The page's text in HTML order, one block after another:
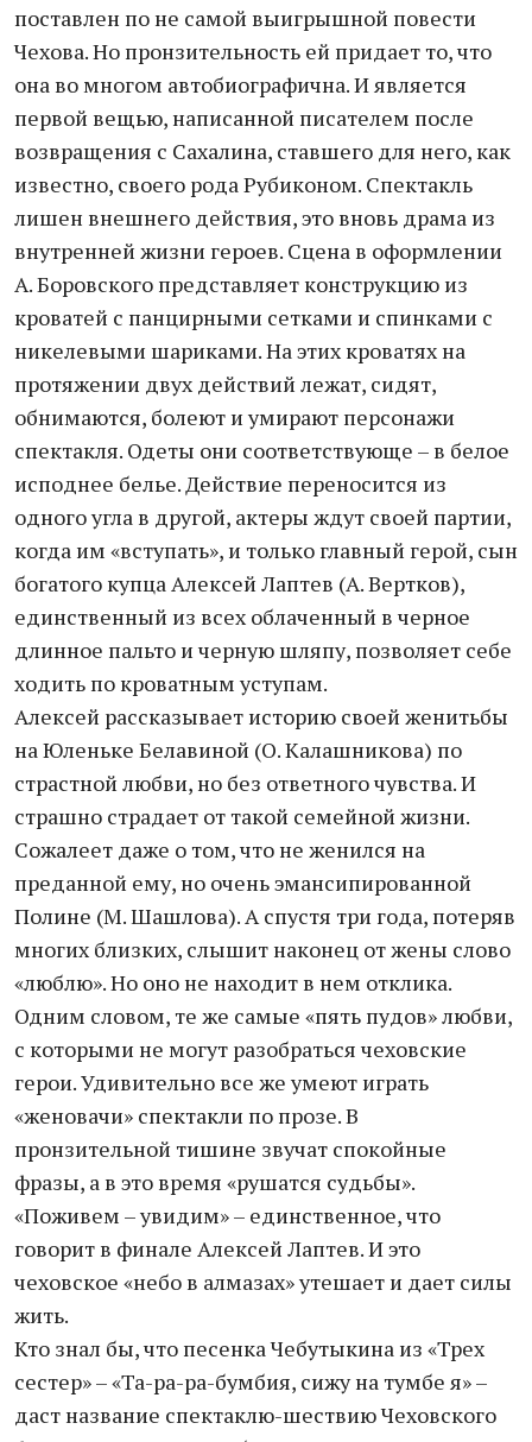
поставлен по не самой выигрышной повести
Чехова. Но пронзительность ей придает то, что
она во многом автобиографична. И является
первой вещью, написанной писателем после
возвращения с Сахалина, ставшего для него, как
известно, своего рода Рубиконом. Спектакль
лишен внешнего действия, это вновь драма из
внутренней жизни героев. Сцена в оформлении
А. Боровского представляет конструкцию из
кроватей с панцирными сетками и спинками с
никелевыми шариками. На этих кроватях на
протяжении двух действий лежат, сидят,
обнимаются, болеют и умирают персонажи
спектакля. Одеты они соответствующе – в белое
исподнее белье. Действие переносится из
одного угла в другой, актеры ждут своей партии,
когда им «вступать», и только главный герой, сын
богатого купца Алексей Лаптев (А. Вертков),
единственный из всех облаченный в черное
длинное пальто и черную шляпу, позволяет себе
ходить по кроватным уступам.
Алексей рассказывает историю своей женитьбы
на Юленьке Белавиной (О. Калашникова) по
страстной любви, но без ответного чувства. И
страшно страдает от такой семейной жизни.
Сожалеет даже о том, что не женился на
преданной ему, но очень эмансипированной
Полине (М. Шашлова). А спустя три года, потеряв
многих близких, слышит наконец от жены слово
«люблю». Но оно не находит в нем отклика.
Одним словом, те же самые «пять пудов» любви,
с которыми не могут разобраться чеховские
герои. Удивительно все же умеют играть
«женовачи» спектакли по прозе. В
пронзительной тишине звучат спокойные
фразы, а в это время «рушатся судьбы».
«Поживем – увидим» – единственное, что
говорит в финале Алексей Лаптев. И это
чеховское «небо в алмазах» утешает и дает силы
жить.
Кто знал бы, что песенка Чебутыкина из «Трех
сестер» – «Та-ра-ра-бумбия, сижу на тумбе я» –
даст название спектаклю-шествию Чеховского